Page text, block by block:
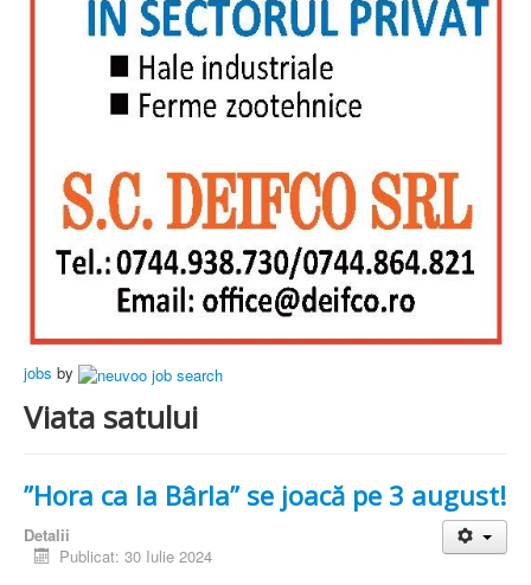
jobs by
Viata satului
”Hora ca la Bârla” se joacă pe 3 august!
Detalii
Publicat: 30 Iulie 2024